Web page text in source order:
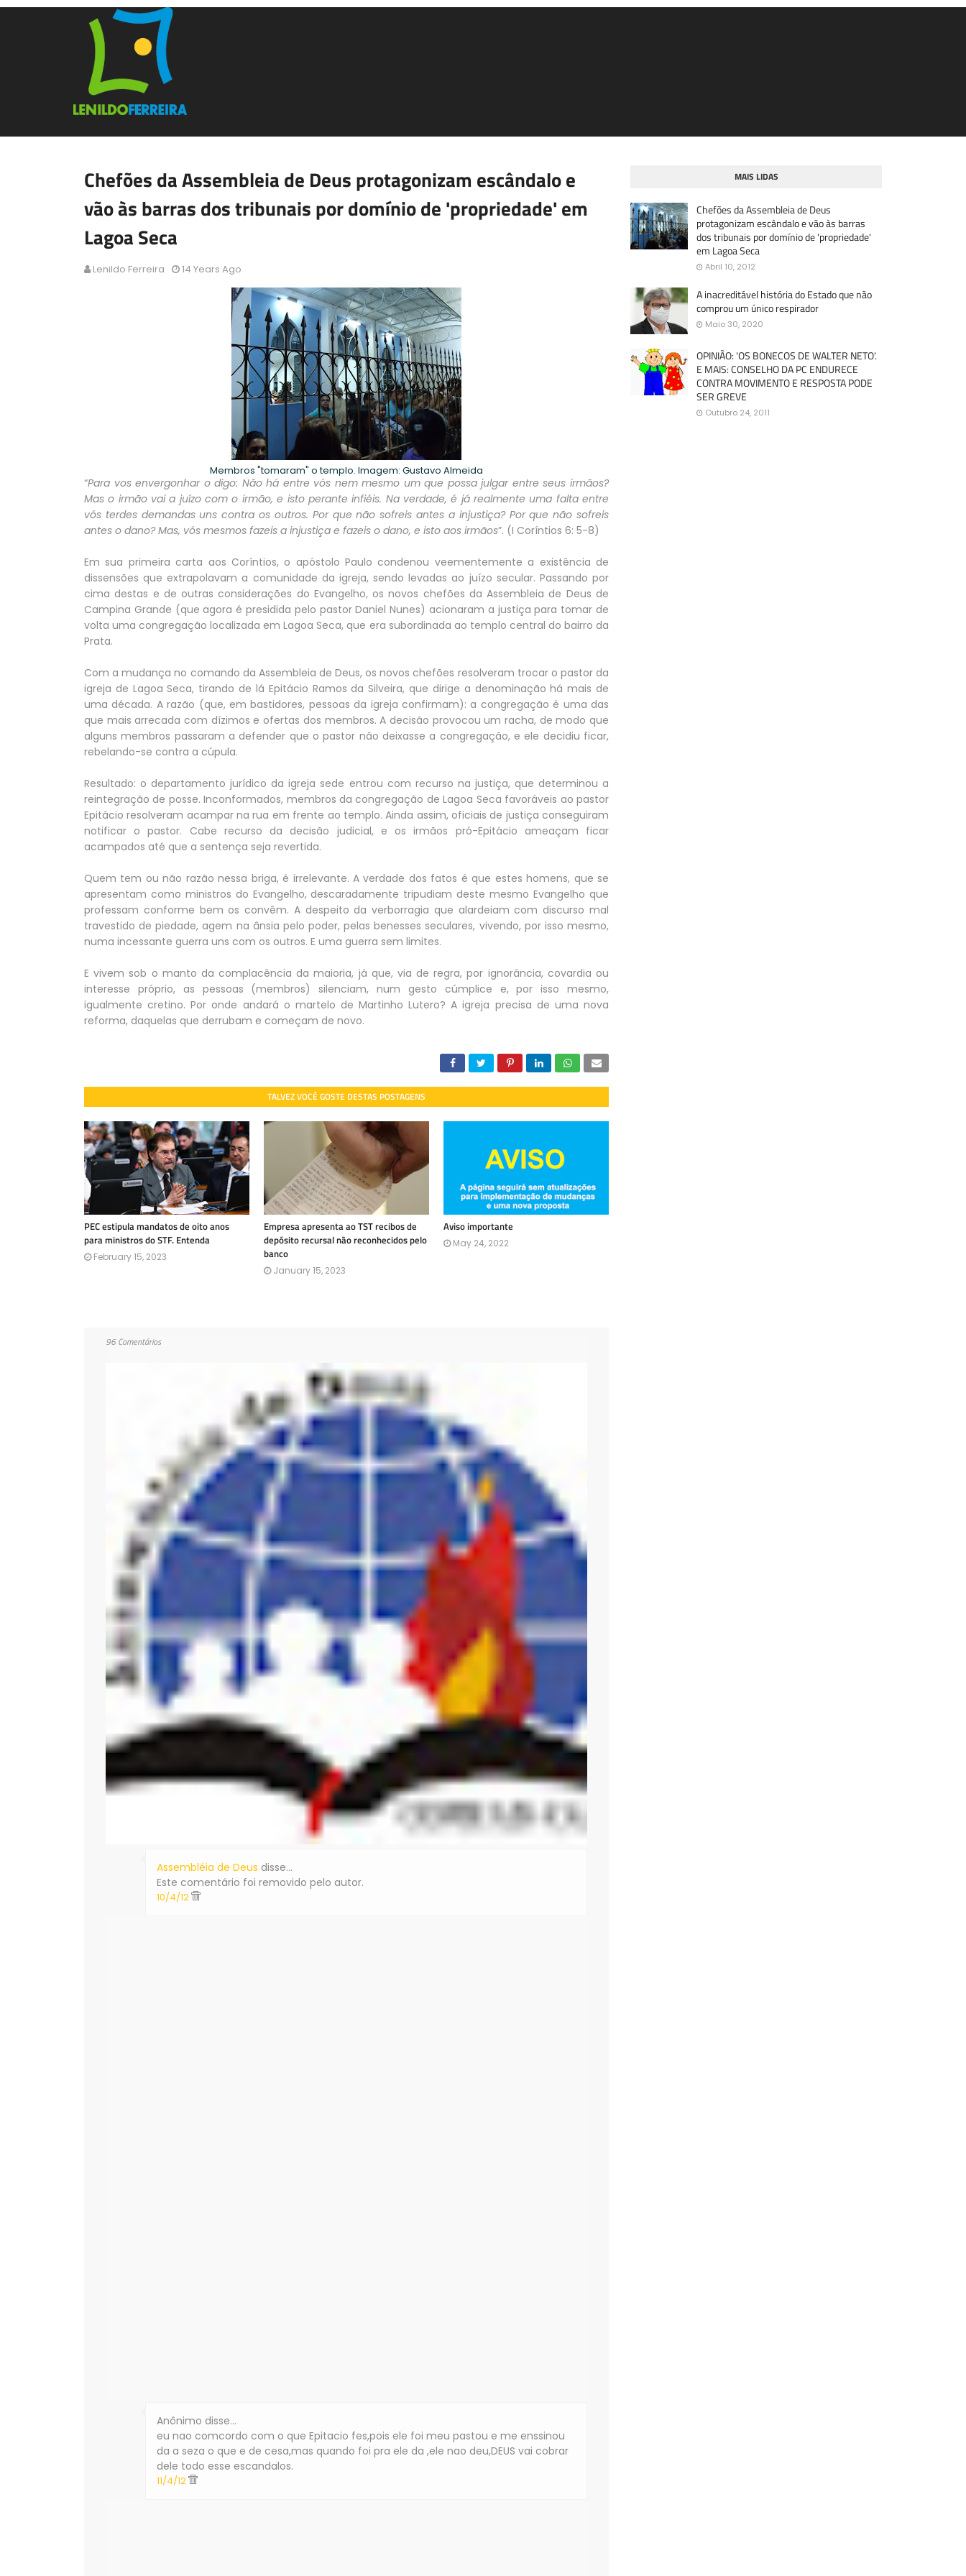
Chefões da Assembleia de Deus protagonizam escândalo e
vão às barras dos tribunais por domínio de 'propriedade' em
Lagoa Seca
Lenildo Ferreira 14 Years Ago
Membros "tomaram" o templo. Imagem: Gustavo Almeida
“Para vos envergonhar o digo: Não há entre vós nem mesmo um que possa julgar entre seus irmãos?
Mas o irmão vai a juízo com o irmão, e isto perante infiéis. Na verdade, é já realmente uma falta entre
vós terdes demandas uns contra os outros. Por que não sofreis antes a injustiça? Por que não sofreis
antes o dano? Mas, vós mesmos fazeis a injustiça e fazeis o dano, e isto aos irmãos”. (I Coríntios 6: 5-8)
Em sua primeira carta aos Coríntios, o apóstolo Paulo condenou veementemente a existência de
dissensões que extrapolavam a comunidade da igreja, sendo levadas ao juízo secular. Passando por
cima destas e de outras considerações do Evangelho, os novos chefões da Assembleia de Deus de
Campina Grande (que agora é presidida pelo pastor Daniel Nunes) acionaram a justiça para tomar de
volta uma congregação localizada em Lagoa Seca, que era subordinada ao templo central do bairro da
Prata.
Com a mudança no comando da Assembleia de Deus, os novos chefões resolveram trocar o pastor da
igreja de Lagoa Seca, tirando de lá Epitácio Ramos da Silveira, que dirige a denominação há mais de
uma década. A razão (que, em bastidores, pessoas da igreja confirmam): a congregação é uma das
que mais arrecada com dízimos e ofertas dos membros. A decisão provocou um racha, de modo que
alguns membros passaram a defender que o pastor não deixasse a congregação, e ele decidiu ficar,
rebelando-se contra a cúpula.
Resultado: o departamento jurídico da igreja sede entrou com recurso na justiça, que determinou a
reintegração de posse. Inconformados, membros da congregação de Lagoa Seca favoráveis ao pastor
Epitácio resolveram acampar na rua em frente ao templo. Ainda assim, oficiais de justiça conseguiram
notificar o pastor. Cabe recurso da decisão judicial, e os irmãos pró-Epitácio ameaçam ficar
acampados até que a sentença seja revertida.
Quem tem ou não razão nessa briga, é irrelevante. A verdade dos fatos é que estes homens, que se
apresentam como ministros do Evangelho, descaradamente tripudiam deste mesmo Evangelho que
professam conforme bem os convêm. A despeito da verborragia que alardeiam com discurso mal
travestido de piedade, agem na ânsia pelo poder, pelas benesses seculares, vivendo, por isso mesmo,
numa incessante guerra uns com os outros. E uma guerra sem limites.
E vivem sob o manto da complacência da maioria, já que, via de regra, por ignorância, covardia ou
interesse próprio, as pessoas (membros) silenciam, num gesto cúmplice e, por isso mesmo,
igualmente cretino. Por onde andará o martelo de Martinho Lutero? A igreja precisa de uma nova
reforma, daquelas que derrubam e começam de novo.
TALVEZ VOCÊ GOSTE DESTAS POSTAGENS
PEC estipula mandatos de oito anos
para ministros do STF. Entenda
February 15, 2023
Empresa apresenta ao TST recibos de
depósito recursal não reconhecidos pelo
banco
January 15, 2023
Aviso importante
May 24, 2022
96 Comentários
Assembléia de Deus disse…
Este comentário foi removido pelo autor.
10/4/12
Anônimo disse…
eu nao comcordo com o que Epitacio fes,pois ele foi meu pastou e me enssinou
da a seza o que e de cesa,mas quando foi pra ele da ,ele nao deu,DEUS vai cobrar
dele todo esse escandalos.
11/4/12
MAIS LIDAS
Chefões da Assembleia de Deus
protagonizam escândalo e vão às barras
dos tribunais por domínio de 'propriedade'
em Lagoa Seca
Abril 10, 2012
A inacreditável história do Estado que não
comprou um único respirador
Maio 30, 2020
OPINIÃO: 'OS BONECOS DE WALTER NETO'.
E MAIS: CONSELHO DA PC ENDURECE
CONTRA MOVIMENTO E RESPOSTA PODE
SER GREVE
Outubro 24, 2011